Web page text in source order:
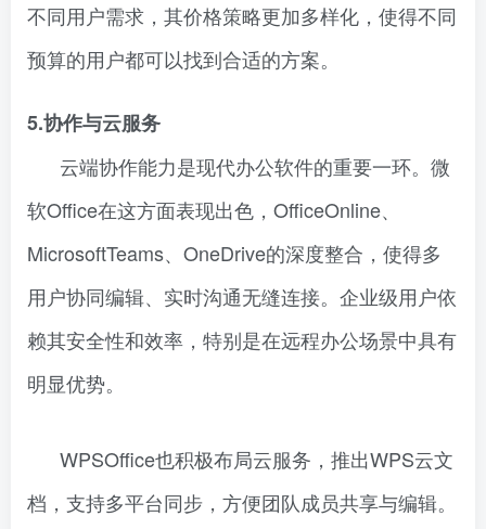
不同用户需求，其价格策略更加多样化，使得不同
预算的用户都可以找到合适的方案。
5.协作与云服务
云端协作能力是现代办公软件的重要一环。微
软Office在这方面表现出色，OfficeOnline、
MicrosoftTeams、OneDrive的深度整合，使得多
用户协同编辑、实时沟通无缝连接。企业级用户依
赖其安全性和效率，特别是在远程办公场景中具有
明显优势。
WPSOffice也积极布局云服务，推出WPS云文
档，支持多平台同步，方便团队成员共享与编辑。